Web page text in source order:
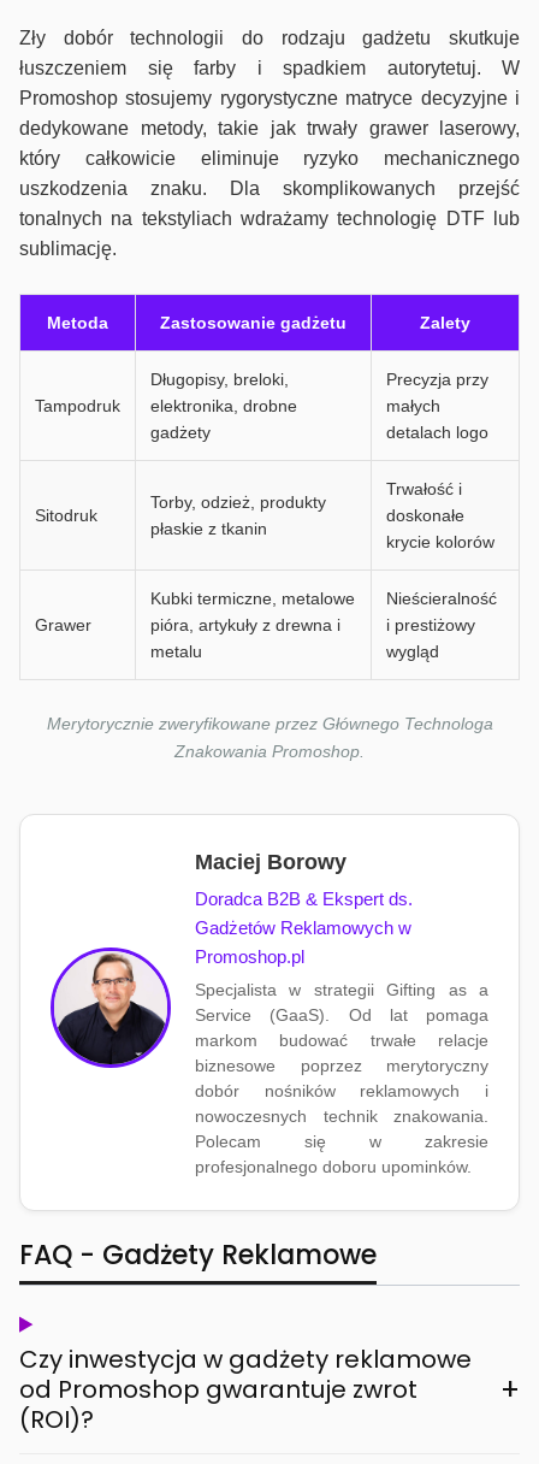
Zły dobór technologii do rodzaju gadżetu skutkuje
łuszczeniem się farby i spadkiem autorytetuj. W
Promoshop stosujemy rygorystyczne matryce decyzyjne i
dedykowane metody, takie jak trwały grawer laserowy,
który całkowicie eliminuje ryzyko mechanicznego
uszkodzenia znaku. Dla skomplikowanych przejść
tonalnych na tekstyliach wdrażamy technologię DTF lub
sublimację.
Metoda Zastosowanie gadżetu Zalety
Tampodruk
Długopisy, breloki,
elektronika, drobne
gadżety
Precyzja przy
małych
detalach logo
Sitodruk
Torby, odzież, produkty
płaskie z tkanin
Trwałość i
doskonałe
krycie kolorów
Grawer
Kubki termiczne, metalowe
pióra, artykuły z drewna i
metalu
Nieścieralność
i prestiżowy
wygląd
Merytorycznie zweryfikowane przez Głównego Technologa
Znakowania Promoshop.
Maciej Borowy
Doradca B2B & Ekspert ds.
Gadżetów Reklamowych w
Promoshop.pl
Specjalista w strategii Gifting as a
Service (GaaS). Od lat pomaga
markom budować trwałe relacje
biznesowe poprzez merytoryczny
dobór nośników reklamowych i
nowoczesnych technik znakowania.
Polecam się w zakresie
profesjonalnego doboru upominków.
FAQ - Gadżety Reklamowe
Czy inwestycja w gadżety reklamowe
od Promoshop gwarantuje zwrot
(ROI)?
+